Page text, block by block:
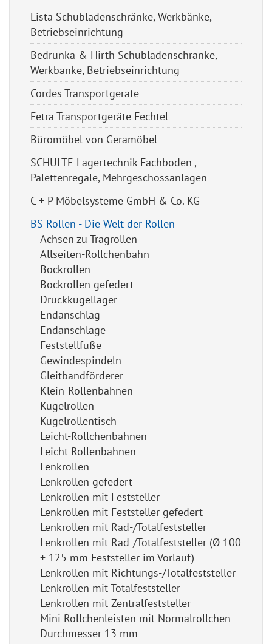
Lista Schubladenschränke, Werkbänke,
Betriebseinrichtung
Bedrunka & Hirth Schubladenschränke,
Werkbänke, Betriebseinrichtung
Cordes Transportgeräte
Fetra Transportgeräte Fechtel
Büromöbel von Geramöbel
SCHULTE Lagertechnik Fachboden-,
Palettenregale, Mehrgeschossanlagen
C + P Möbelsysteme GmbH & Co. KG
BS Rollen - Die Welt der Rollen
Achsen zu Tragrollen
Allseiten-Röllchenbahn
Bockrollen
Bockrollen gefedert
Druckkugellager
Endanschlag
Endanschläge
Feststellfüße
Gewindespindeln
Gleitbandförderer
Klein-Rollenbahnen
Kugelrollen
Kugelrollentisch
Leicht-Röllchenbahnen
Leicht-Rollenbahnen
Lenkrollen
Lenkrollen gefedert
Lenkrollen mit Feststeller
Lenkrollen mit Feststeller gefedert
Lenkrollen mit Rad-/Totalfeststeller
Lenkrollen mit Rad-/Totalfeststeller (Ø 100
+ 125 mm Feststeller im Vorlauf)
Lenkrollen mit Richtungs-/Totalfeststeller
Lenkrollen mit Totalfeststeller
Lenkrollen mit Zentralfeststeller
Mini Röllchenleisten mit Normalröllchen
Durchmesser 13 mm